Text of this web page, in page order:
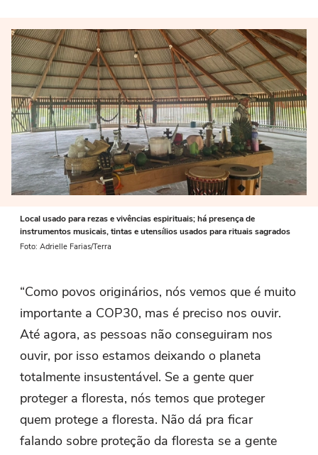
Local usado para rezas e vivências espirituais; há presença de
instrumentos musicais, tintas e utensílios usados para rituais sagrados
Foto: Adrielle Farias/Terra
“Como povos originários, nós vemos que é muito
importante a COP30, mas é preciso nos ouvir.
Até agora, as pessoas não conseguiram nos
ouvir, por isso estamos deixando o planeta
totalmente insustentável. Se a gente quer
proteger a floresta, nós temos que proteger
quem protege a floresta. Não dá pra ficar
falando sobre proteção da floresta se a gente